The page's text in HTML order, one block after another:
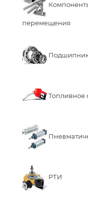
перемещения
Топливное
РТИ